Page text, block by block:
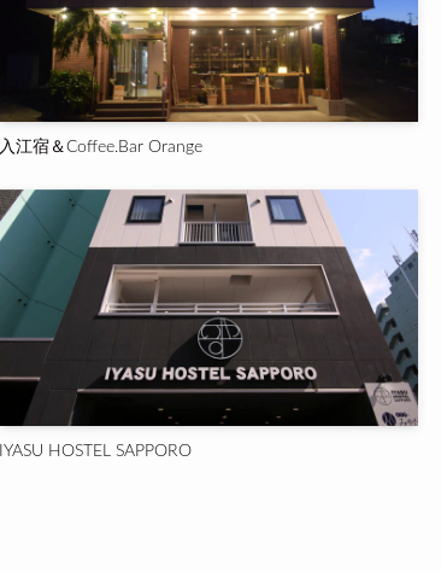
入江宿＆Coffee.Bar Orange
IYASU HOSTEL SAPPORO